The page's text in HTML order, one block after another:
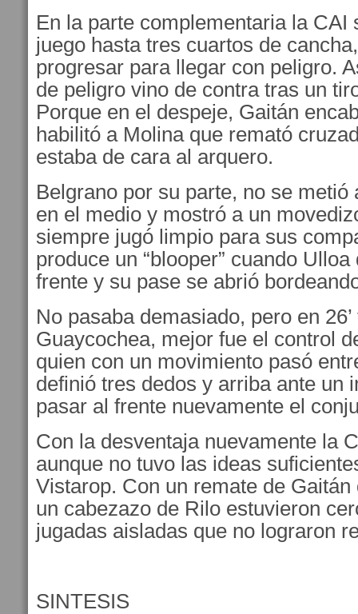
En la parte complementaria la CAI
juego hasta tres cuartos de
progresar para llegar con peligro.
de peligro vino de contra tras un
Porque en el despeje, Gaitán
habilitó a Molina que remató
estaba de cara al arquero.
Belgrano por su parte, no se metió
en el medio y mostró a un
siempre jugó limpio para sus
produce un “blooper” cuando
frente y su pase se abrió
No pasaba demasiado, pero en
Guaycochea, mejor fue el control
quien con un movimiento pasó
definió tres dedos y arriba ante un
pasar al frente nuevamente el
Con la desventaja nuevamente la
aunque no tuvo las ideas
Vistarop. Con un remate de
un cabezazo de Rilo estuvieron
jugadas aisladas que no lograron
SINTESIS